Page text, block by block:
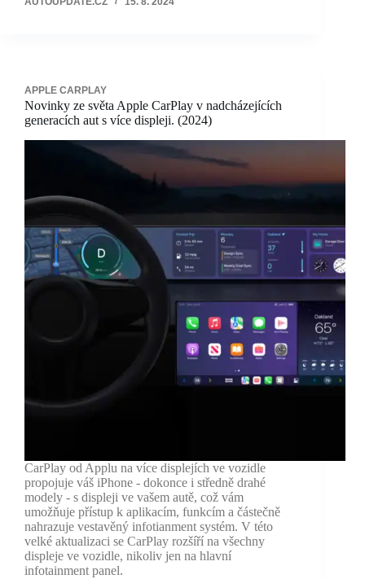
APPLE CARPLAY
Novinky ze světa Apple CarPlay v nadcházejících
generacích aut s více displeji. (2024)
CarPlay od Applu na více displejích ve vozidle
propojuje váš iPhone - dokonce i středně drahé
modely - s displeji ve vašem autě, což vám
umožňuje přístup k aplikacím, funkcím a částečně
nahrazuje vestavěný infotianment systém. V této
velké aktualizaci se CarPlay rozšíří na všechny
displeje ve vozidle, nikoliv jen na hlavní
infotainment panel.